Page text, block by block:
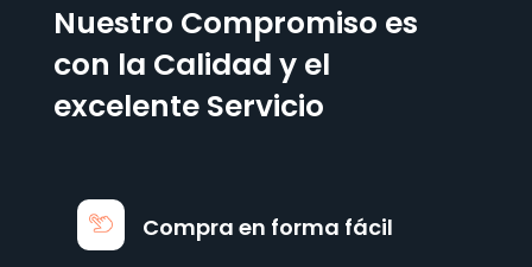
Nuestro Compromiso es
con la Calidad y el
excelente Servicio
Compra en forma fácil